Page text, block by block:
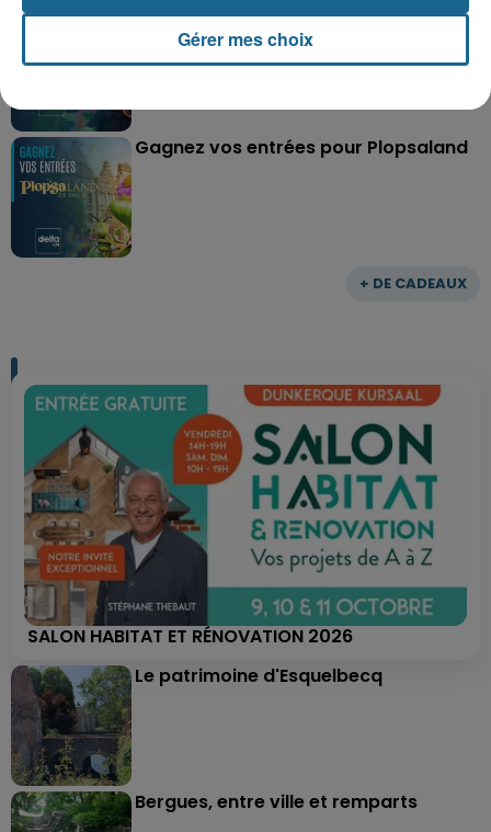
+ DE CADEAUX
Gagnez vos entrées pour le parc
Bagatelle
Gagnez vos entrées pour Plopsaland
SALON HABITAT ET RÉNOVATION 2026
Le patrimoine d'Esquelbecq
Bergues, entre ville et remparts
Gérer mes choix